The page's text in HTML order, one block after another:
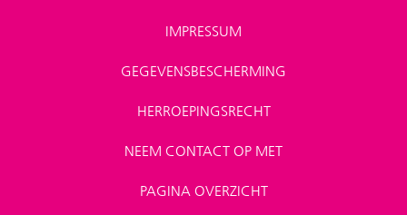
IMPRESSUM
GEGEVENSBESCHERMING
HERROEPINGSRECHT
NEEM CONTACT OP MET
PAGINA OVERZICHT